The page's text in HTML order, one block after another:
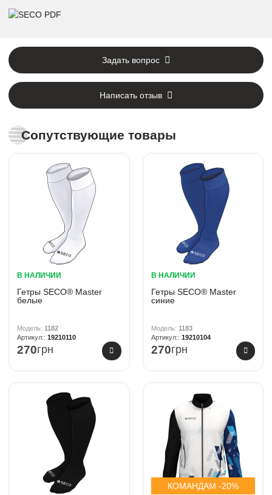
Задать вопрос
Написать отзыв
Сопутствующие товары
В НАЛИЧИИ
Гетры SECO® Master
белые
1182
19210110
270грн
В НАЛИЧИИ
Гетры SECO® Master
синие
1183
19210104
270грн
КОМАНДАМ -20%